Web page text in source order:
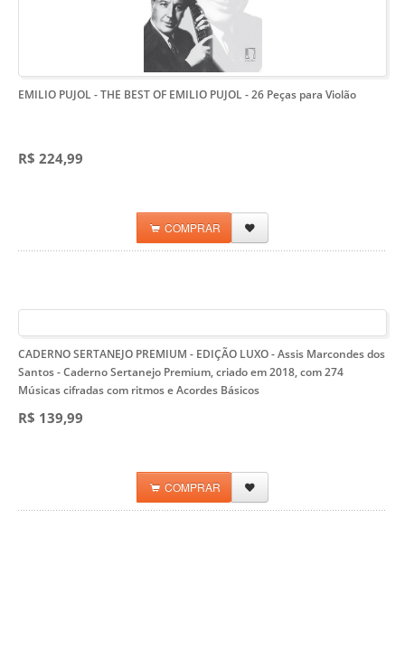
EMILIO PUJOL - THE BEST OF EMILIO PUJOL- 26 Peças para Violão
R$ 224,99
COMPRAR
CADERNO SERTANEJO PREMIUM - EDIÇÃO LUXO - Assis Marcondes dos
Santos- Caderno Sertanejo Premium, criado em 2018, com 274
Músicas cifradas com ritmos e Acordes Básicos
R$ 139,99
COMPRAR